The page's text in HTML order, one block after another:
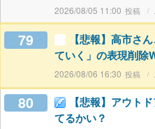
2026/08/05 11:00
79
【悲報】高市さ
ていく」の表現削除
2026/08/06 16:30
80
【悲報】アウト
てるかい？